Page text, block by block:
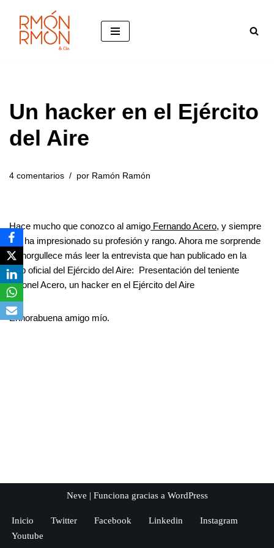
Saltar
Un hacker en el Ejército
del Aire
4 comentarios por Ramón Ramón
Hace mucho que conozco al amigo Fernando Acero, y siempre
me ha impresionado su profesión y rango. Ahora me sorprende
y enorgullece más leer la entrevista que han publicado en la
web oficial del Ejércido del Aire: Presentación del teniente
coronel Acero, un hacker en el Ejército del Aire
Enhorabuena amigo mío.
Neve | Funciona gracias a WordPress
Inicio Twitter Facebook Linkedin
Instagram
Youtube